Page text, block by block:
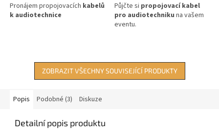
Pronájem propojovacích kabelů
k audiotechnice
Půjčte si propojovací kabel
pro audiotechniku na vašem
eventu.
ZOBRAZIT VŠECHNY SOUVISEJÍCÍ PRODUKTY
Popis Podobné (3) Diskuze
Detailní popis produktu